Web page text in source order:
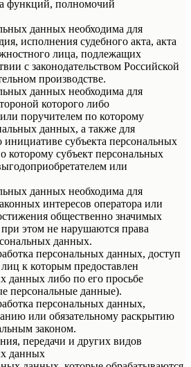
функций, полномочий
данных необходима для
исполнения судебного акта, акта
лица, подлежащих
с законодательством Российской
производстве.
данных необходима для
которого либо
поручителем по которому
данных, а также для
инициативе субъекта персональных
которому субъект персональных
или
данных необходима для
интересов оператора или
общественно значимых
этом не нарушаются права
данных.
персональных данных, доступ
к которым предоставлен
данных либо по его просьбе
персональные данные).
персональных данных,
или обязательному раскрытию
законом.
передачи и других видов
данных